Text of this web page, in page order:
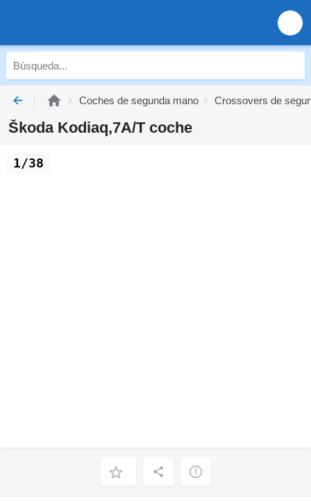
Coches de segunda mano Crossovers de
Škoda Kodiaq,7A/T coche
1/38